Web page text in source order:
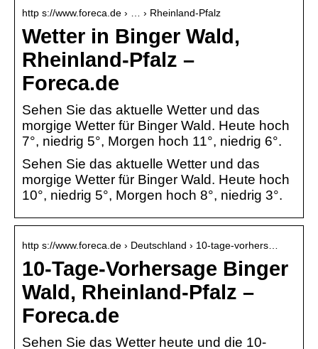
http s://www.foreca.de › … › Rheinland-Pfalz
Wetter in Binger Wald,
Rheinland-Pfalz –
Foreca.de
Sehen Sie das aktuelle Wetter und das
morgige Wetter für Binger Wald. Heute hoch
7°, niedrig 5°, Morgen hoch 11°, niedrig 6°.
Sehen Sie das aktuelle Wetter und das
morgige Wetter für Binger Wald. Heute hoch
10°, niedrig 5°, Morgen hoch 8°, niedrig 3°.
http s://www.foreca.de › Deutschland › 10-tage-vorhers…
10-Tage-Vorhersage Binger
Wald, Rheinland-Pfalz –
Foreca.de
Sehen Sie das Wetter heute und die 10-